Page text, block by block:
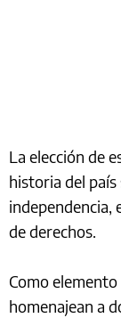
La elección de
historia del país
independencia,
de derechos.
Como
homenajean a